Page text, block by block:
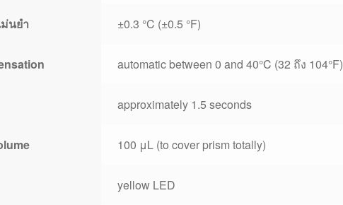
นยำ ±0.3 °C (±0.5 °F)
automatic between 0 and 40°C (32 ถึง 104°F)
approximately 1.5 seconds
100 μL (to cover prism totally)
yellow LED